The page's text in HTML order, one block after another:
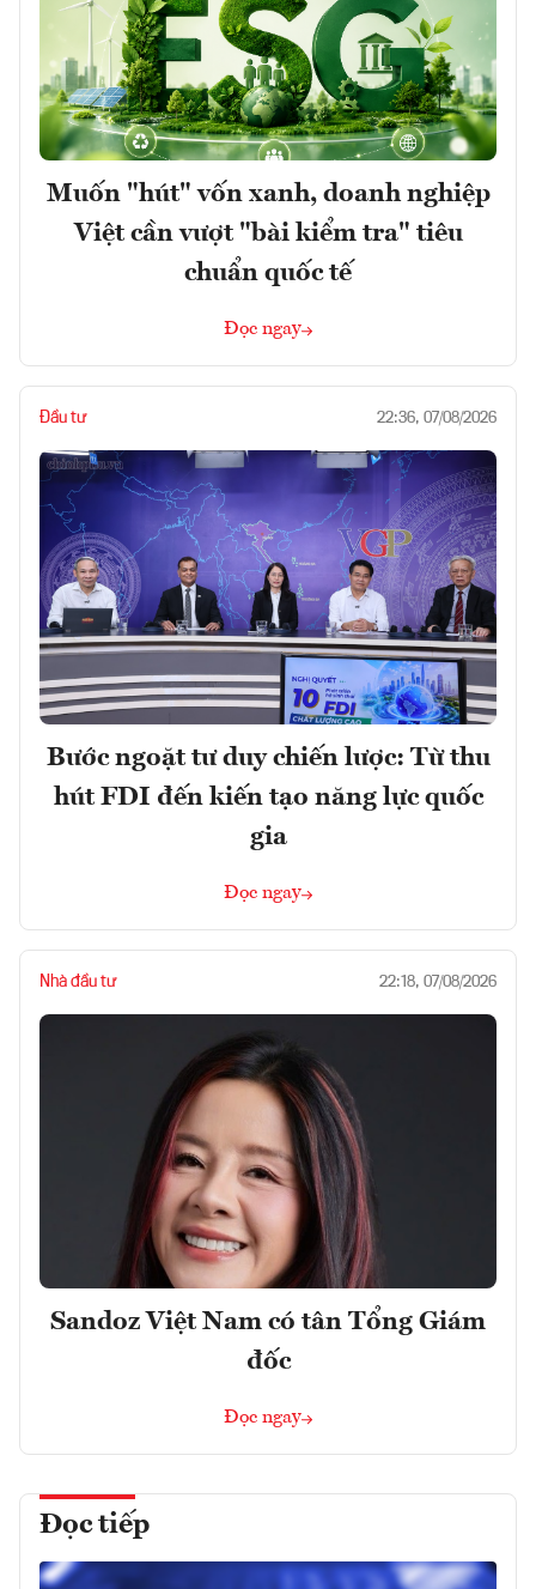
Muốn "hút" vốn xanh, doanh nghiệp
Việt cần vượt "bài kiểm tra" tiêu
chuẩn quốc tế
Đọc ngay
Đầu tư 22:36, 07/08/2026
Bước ngoặt tư duy chiến lược: Từ thu
hút FDI đến kiến tạo năng lực quốc
gia
Đọc ngay
Nhà đầu tư 22:18, 07/08/2026
Sandoz Việt Nam có tân Tổng Giám
đốc
Đọc ngay
Đọc tiếp